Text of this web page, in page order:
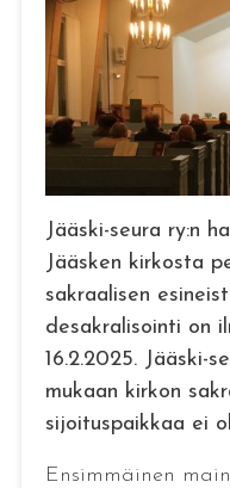
Jääski-seura ry:n
Jääsken kirkosta
sakraalisen
desakralisointi on
16.2.2025. Jääski-
mukaan kirkon
sijoituspaikkaa ei
Ensimmäinen